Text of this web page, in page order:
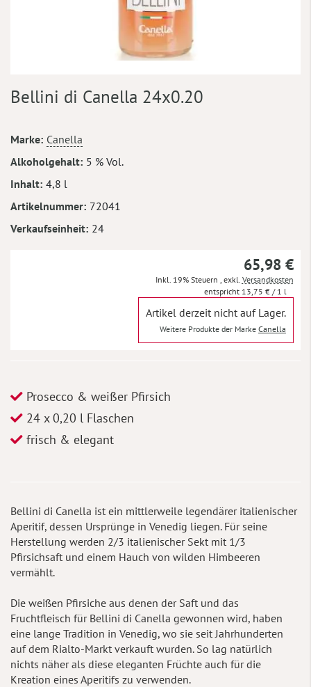
Anfang
springen
Bellini di Canella 24x0.20
Mehr
Informationen
Marke Canella
Alkoholgehalt 5 % Vol.
Inhalt 4,8 l
Artikelnummer 72041
Verkaufseinheit 24
65,98 €
Inkl. 19% Steuern exkl. Versandkosten
13,75 € / 1 l
Artikel derzeit nicht auf Lager.
Weitere Produkte der Marke Canella
Prosecco & weißer Pfirsich
24 x 0,20 l Flaschen
frisch & elegant
Bellini di Canella ist ein mittlerweile legendärer italienischer
Aperitif, dessen Ursprünge in Venedig liegen. Für seine
Herstellung werden 2/3 italienischer Sekt mit 1/3
Pfirsichsaft und einem Hauch von wilden Himbeeren
vermählt.
Die weißen Pfirsiche aus denen der Saft und das
Fruchtfleisch für Bellini di Canella gewonnen wird, haben
eine lange Tradition in Venedig, wo sie seit Jahrhunderten
auf dem Rialto-Markt verkauft wurden. So lag natürlich
nichts näher als diese eleganten Früchte auch für die
Kreation eines Aperitifs zu verwenden.